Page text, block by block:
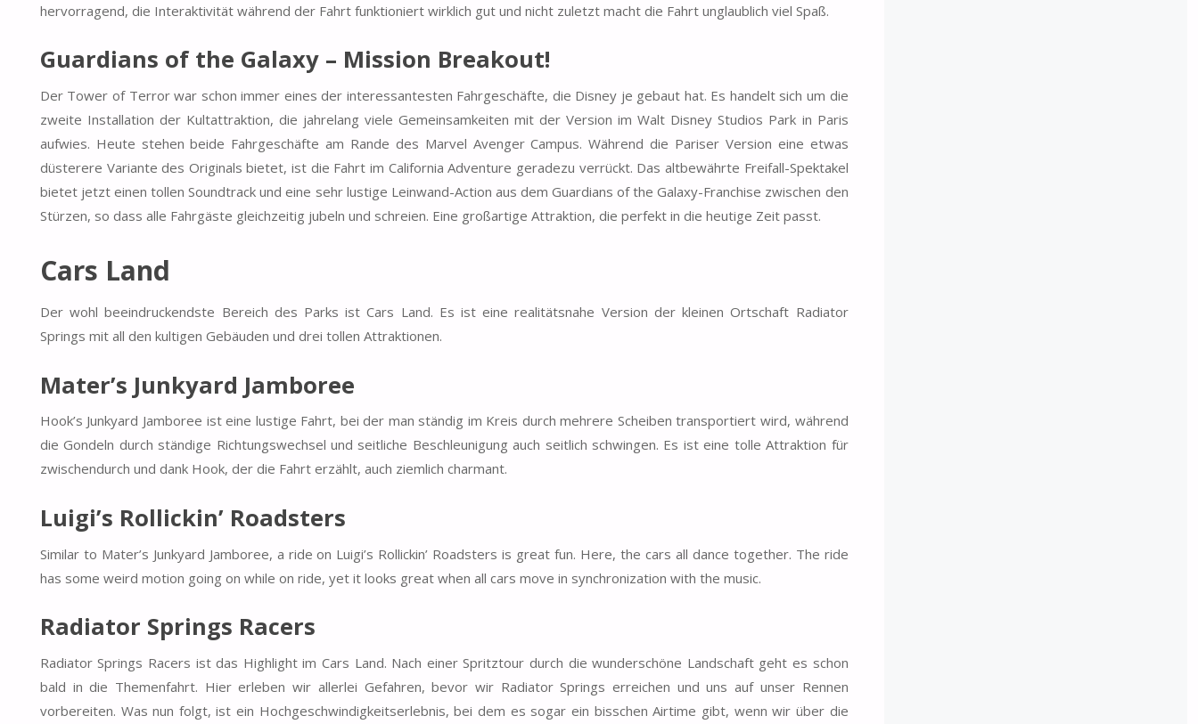
hervorragend, die Interaktivität während der Fahrt funktioniert wirklich gut und nicht zuletzt macht die Fahrt unglaublich viel Spaß.
Guardians of the Galaxy – Mission Breakout!
Der Tower of Terror war schon immer eines der interessantesten Fahrgeschäfte, die Disney je gebaut hat. Es handelt sich um die
zweite Installation der Kultattraktion, die jahrelang viele Gemeinsamkeiten mit der Version im Walt Disney Studios Park in Paris
aufwies. Heute stehen beide Fahrgeschäfte am Rande des Marvel Avenger Campus. Während die Pariser Version eine etwas
düsterere Variante des Originals bietet, ist die Fahrt im California Adventure geradezu verrückt. Das altbewährte Freifall-Spektakel
bietet jetzt einen tollen Soundtrack und eine sehr lustige Leinwand-Action aus dem Guardians of the Galaxy-Franchise zwischen den
Stürzen, so dass alle Fahrgäste gleichzeitig jubeln und schreien. Eine großartige Attraktion, die perfekt in die heutige Zeit passt.
Cars Land
Der wohl beeindruckendste Bereich des Parks ist Cars Land. Es ist eine realitätsnahe Version der kleinen Ortschaft Radiator
Springs mit all den kultigen Gebäuden und drei tollen Attraktionen.
Mater’s Junkyard Jamboree
Hook’s Junkyard Jamboree ist eine lustige Fahrt, bei der man ständig im Kreis durch mehrere Scheiben transportiert wird, während
die Gondeln durch ständige Richtungswechsel und seitliche Beschleunigung auch seitlich schwingen. Es ist eine tolle Attraktion für
zwischendurch und dank Hook, der die Fahrt erzählt, auch ziemlich charmant.
Luigi’s Rollickin’ Roadsters
Similar to Mater’s Junkyard Jamboree, a ride on Luigi’s Rollickin’ Roadsters is great fun. Here, the cars all dance together. The ride
has some weird motion going on while on ride, yet it looks great when all cars move in synchronization with the music.
Radiator Springs Racers
Radiator Springs Racers ist das Highlight im Cars Land. Nach einer Spritztour durch die wunderschöne Landschaft geht es schon
bald in die Themenfahrt. Hier erleben wir allerlei Gefahren, bevor wir Radiator Springs erreichen und uns auf unser Rennen
vorbereiten. Was nun folgt, ist ein Hochgeschwindigkeitserlebnis, bei dem es sogar ein bisschen Airtime gibt, wenn wir über die